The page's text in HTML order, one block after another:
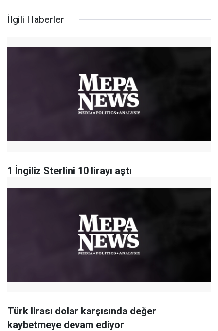
İlgili Haberler
1 İngiliz Sterlini 10 lirayı aştı
Türk lirası dolar karşısında değer
kaybetmeye devam ediyor